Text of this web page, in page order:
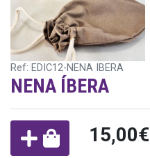
Ref: EDIC12-NENA IBERA
NENA ÍBERA
15,00€